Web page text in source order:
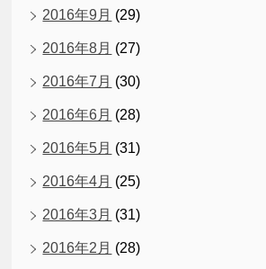
2016年9月 (29)
2016年8月 (27)
2016年7月 (30)
2016年6月 (28)
2016年5月 (31)
2016年4月 (25)
2016年3月 (31)
2016年2月 (28)